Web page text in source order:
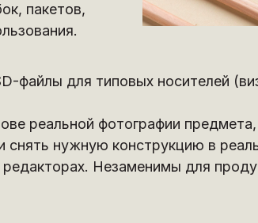
пакетов,
файлы для типовых носителей
реальной фотографии
нужную конструкцию в
Незаменимы для